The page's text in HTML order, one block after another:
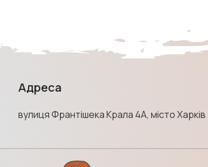
Адреса
вулиця Франтішека Крала 4А, місто Харків